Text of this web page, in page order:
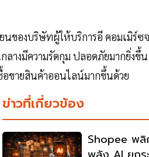
นของบริษัทผู้ให้บริการอี คอมเมิร์
งมีความรัดกุม ปลอดภัยมากยิ่งขึ้น
ขายสินค้าออนไลน์มากขึ้นด้วย
ข่าวที่เกี่ยวข้อง
Shopee พลิ